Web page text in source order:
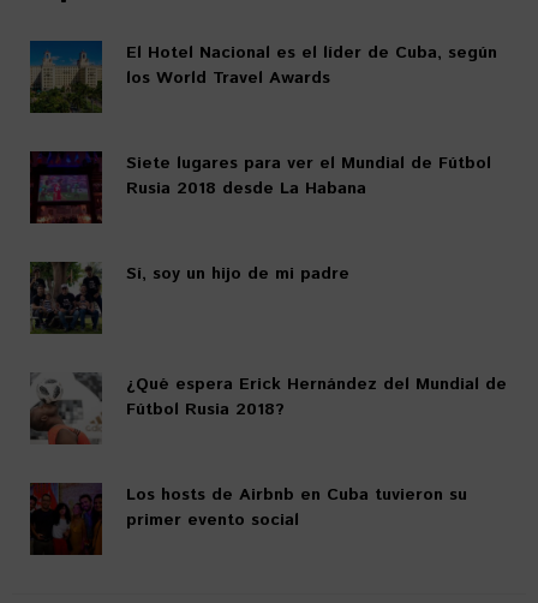
El Hotel Nacional es el líder de Cuba, según
los World Travel Awards
Siete lugares para ver el Mundial de Fútbol
Rusia 2018 desde La Habana
Sí, soy un hijo de mi padre
¿Qué espera Erick Hernández del Mundial de
Fútbol Rusia 2018?
Los hosts de Airbnb en Cuba tuvieron su
primer evento social